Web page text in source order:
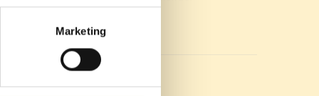
Marketing
Mediathek
News Archiv